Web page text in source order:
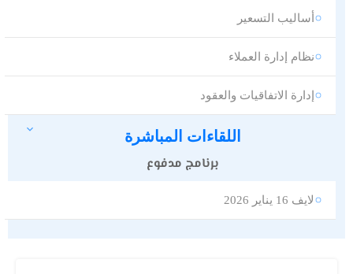
أساليب التسعير
نظام إدارة العملاء
إدارة الاتفاقيات والعقود
اللقاءات المباشرة
برنامج مدفوع
لايف 16 يناير 2026